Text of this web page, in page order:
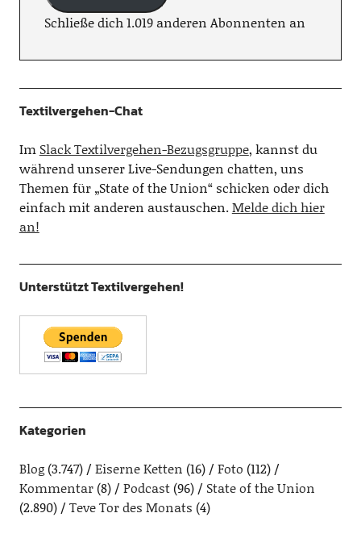
Schließe dich 1.019 anderen Abonnenten an
Textilvergehen-Chat
Im Slack Textilvergehen-Bezugsgruppe, kannst du
während unserer Live-Sendungen chatten, uns
Themen für „State of the Union“ schicken oder dich
einfach mit anderen austauschen.Melde dich hier
an!
Unterstützt Textilvergehen!
Kategorien
Blog(3.747) Eiserne Ketten (16) Foto (112)
Kommentar(8) Podcast(96)
State of the Union
(2.890)
Teve Tor des Monats (4)